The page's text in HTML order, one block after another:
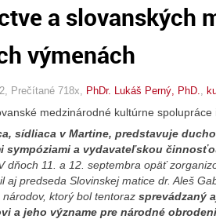
a slovanských
výmenách
, Prečítané 718x, PhDr. Lukáš Perný, PhD.
medzinárodné kultúrne spolupráce
sídliaca v Martine, predstavuje
sympóziami a vydavateľskou
V dňoch 11. a 12. septembra opäť
aj predseda Slovinskej matice dr. Aleš
ktorý bol tentoraz sprevádzaný
a jeho význame pre národné